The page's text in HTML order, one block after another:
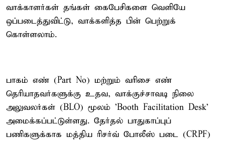
வாக்காளர்கள் தங்கள் கைபேசிகளை வெளியே
ஒப்படைத்துவிட்டு, வாக்களித்த பின் பெற்றுக்
கொள்ளலாம்.
பாகம் எண் (Part No) மற்றும் வரிசை எண்
தெரியாதவர்களுக்கு உதவ, வாக்குச்சாவடி நிலை
அலுவலர்கள் (BLO) மூலம் 'Booth Facilitation Desk'
அமைக்கப்பட்டுள்ளது. தேர்தல் பாதுகாப்புப்
பணிகளுக்காக மத்திய ரிசர்வ் போலீஸ் படை (CRPF)